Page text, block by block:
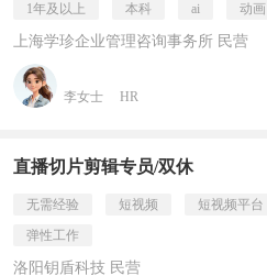
1年及以上 本科 ai 动画
上海学珍企业管理咨询事务所 民营
李女士 HR
直播切片剪辑专员/双休
无需经验 短视频 短视频平台
弹性工作
洛阳钥盾科技 民营